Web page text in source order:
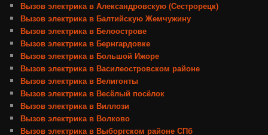
Вызов электрика в Александровскую (Сестрорецк)
Вызов электрика в Балтийскую Жемчужину
Вызов электрика в Белоострове
Вызов электрика в Бернгардовке
Вызов электрика в Большой Ижоре
Вызов электрика в Василеостровском районе
Вызов электрика в Велигонты
Вызов электрика в Весёлый посёлок
Вызов электрика в Виллози
Вызов электрика в Волково
Вызов электрика в Выборгском районе СПб